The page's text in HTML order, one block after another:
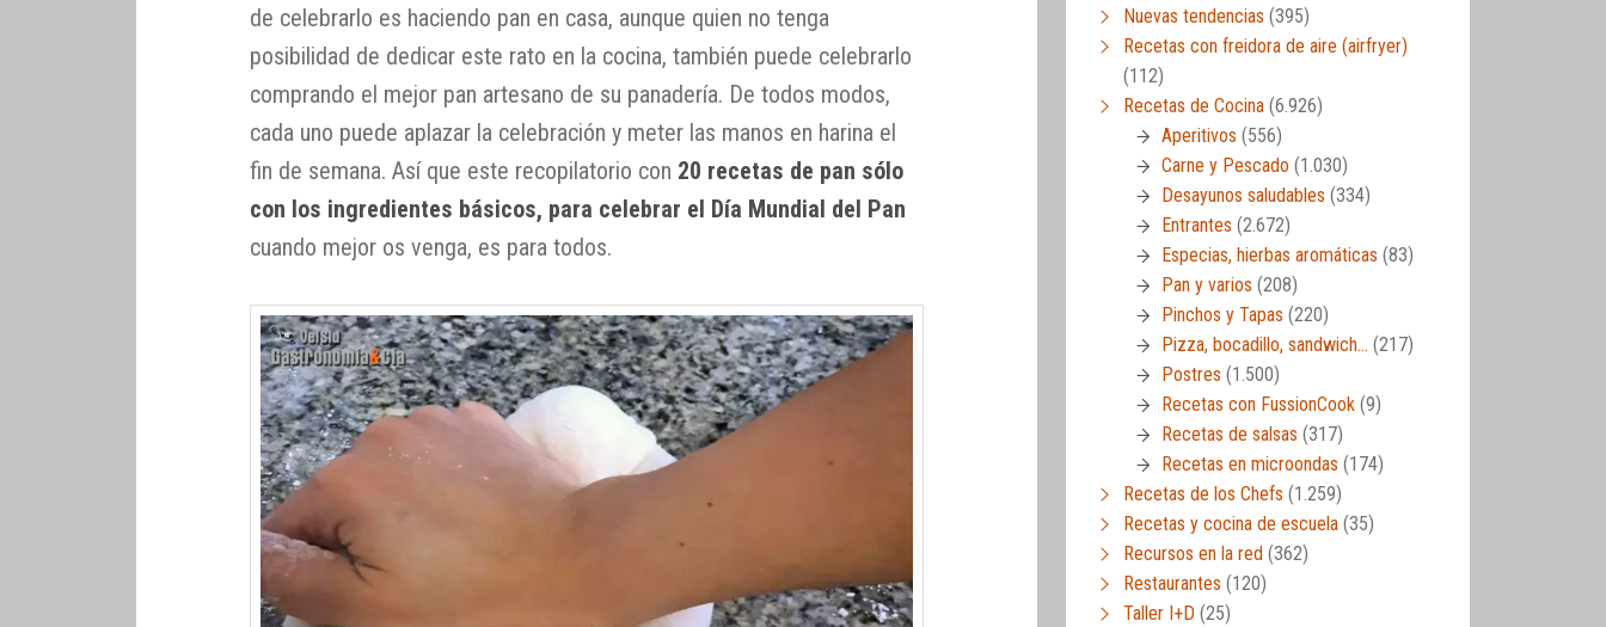
de celebrarlo es haciendo pan en casa, aunque quien no tenga
posibilidad de dedicar este rato en la cocina, también puede celebrarlo
comprando el mejor pan artesano de su panadería. De todos modos,
cada uno puede aplazar la celebración y meter las manos en harina el
fin de semana. Así que este recopilatorio con 20 recetas de pan sólo
con los ingredientes básicos, para celebrar el Día Mundial del Pan
cuando mejor os venga, es para todos.
Nuevas tendencias (395)
Recetas con freidora de aire (airfryer)
(112)
Recetas de Cocina (6.926)
Aperitivos (556)
Carne y Pescado (1.030)
Desayunos saludables (334)
Entrantes (2.672)
Especias, hierbas aromáticas (83)
Pan y varios (208)
Pinchos y Tapas (220)
Pizza, bocadillo, sandwich… (217)
Postres (1.500)
Recetas con FussionCook (9)
Recetas de salsas (317)
Recetas en microondas (174)
Recetas de los Chefs (1.259)
Recetas y cocina de escuela (35)
Recursos en la red (362)
Restaurantes (120)
Taller I+D (25)